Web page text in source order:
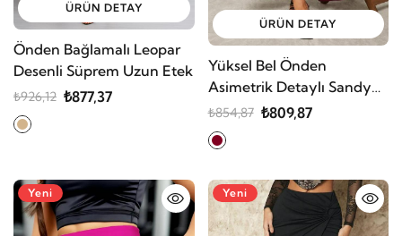
ÜRÜN DETAY
Önden Bağlamalı Leopar
Desenli Süprem Uzun Etek
₺926,12 ₺877,37
ÜRÜN DETAY
Yüksel Bel Önden
Asimetrik Detaylı Sandy
Etek
₺854,87 ₺809,87
Yeni Yeni